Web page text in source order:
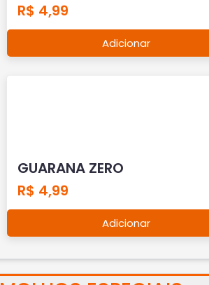
R$ 4,99
Adicionar
GUARANA ZERO
R$ 4,99
Adicionar